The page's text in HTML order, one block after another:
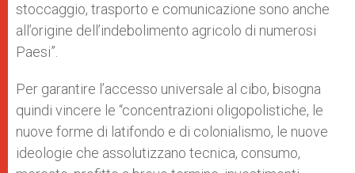
stoccaggio, trasporto e comunicazione sono anche
all’origine dell’indebolimento agricolo di numerosi
Paesi”.
Per garantire l’accesso universale al cibo, bisogna
quindi vincere le “concentrazioni oligopolistiche, le
nuove forme di latifondo e di colonialismo, le nuove
ideologie che assolutizzano tecnica, consumo,